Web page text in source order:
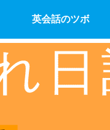
英会話のツボ